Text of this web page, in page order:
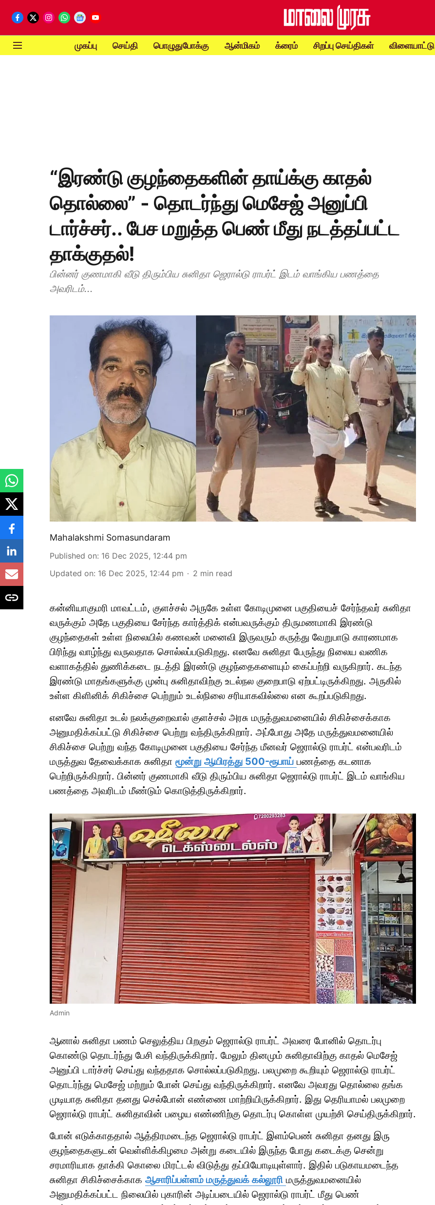
முகப்பு செய்தி பொழுதுபோக்கு ஆன்மிகம் க்ரைம் சிறப்பு செய்திகள் விளையாட்டு
“இரண்டு குழந்தைகளின் தாய்க்கு காதல்
தொல்லை” - தொடர்ந்து மெசேஜ் அனுப்பி
டார்ச்சர்.. பேச மறுத்த பெண் மீது நடத்தப்பட்ட
தாக்குதல்!
பின்னர் குணமாகி வீடு திரும்பிய சுனிதா ஜெரால்டு ராபர்ட் இடம் வாங்கிய பணத்தை
அவரிடம்...
Mahalakshmi Somasundaram
Published on: 16 Dec 2025, 12:44 pm
Updated on: 16 Dec 2025, 12:44 pm 2 min read
கன்னியாகுமரி மாவட்டம், குளச்சல் அருகே உள்ள கோடிமுனை பகுதியைச் சேர்ந்தவர் சுனிதா
வருக்கும் அதே பகுதியை சேர்ந்த கார்த்திக் என்பவருக்கும் திருமணமாகி இரண்டு
குழந்தைகள் உள்ள நிலையில் கணவன் மனைவி இருவரும் கருத்து வேறுபாடு காரணமாக
பிரிந்து வாழ்ந்து வருவதாக சொல்லப்படுகிறது. எனவே சுனிதா பேருந்து நிலைய வணிக
வளாகத்தில் துணிக்கடை நடத்தி இரண்டு குழந்தைகளையும் கைப்பற்றி வருகிறார். கடந்த
இரண்டு மாதங்களுக்கு முன்பு சுனிதாவிற்கு உடல்நல குறைபாடு ஏற்பட்டிருக்கிறது. அருகில்
உள்ள கிளினிக் சிகிச்சை பெற்றும் உடல்நிலை சரியாகவில்லை என கூறப்படுகிறது.
எனவே சுனிதா உடல் நலக்குறைவால் குளச்சல் அரசு மருத்துவமனையில் சிகிச்சைக்காக
அனுமதிக்கப்பட்டு சிகிச்சை பெற்று வந்திருக்கிறார். அப்போது அதே மருத்துவமனையில்
சிகிச்சை பெற்று வந்த கோடிமுனை பகுதியை சேர்ந்த மீனவர் ஜெரால்டு ராபர்ட் என்பவரிடம்
மருத்துவ தேவைக்காக சுனிதா மூன்று ஆயிரத்து 500-ரூபாய் பணத்தை கடனாக
பெற்றிருக்கிறார். பின்னர் குணமாகி வீடு திரும்பிய சுனிதா ஜெரால்டு ராபர்ட் இடம் வாங்கிய
பணத்தை அவரிடம் மீண்டும் கொடுத்திருக்கிறார்.
Admin
ஆனால் சுனிதா பணம் செலுத்திய பிறகும் ஜெரால்டு ராபர்ட் அவரை போனில் தொடர்பு
கொண்டு தொடர்ந்து பேசி வந்திருக்கிறார். மேலும் தினமும் சுனிதாவிற்கு காதல் மெசேஜ்
அனுப்பி டார்ச்சர் செய்து வந்ததாக சொல்லப்படுகிறது. பலமுறை கூறியும் ஜெரால்டு ராபர்ட்
தொடர்ந்து மெசேஜ் மற்றும் போன் செய்து வந்திருக்கிறார். எனவே அவரது தொல்லை தங்க
முடியாத சுனிதா தனது செல்போன் எண்ணை மாற்றியிருக்கிறார். இது தெரியாமல் பலமுறை
ஜெரால்டு ராபர்ட் சுனிதாவின் பழைய எண்ணிற்கு தொடர்பு கொள்ள முயற்சி செய்திருக்கிறார்.
போன் எடுக்காததால் ஆத்திரமடைந்த ஜெரால்டு ராபர்ட் இளம்பெண் சுனிதா தனது இரு
குழந்தைகளுடன் வெள்ளிக்கிழமை அன்று கடையில் இருந்த போது கடைக்கு சென்று
சரமாரியாக தாக்கி கொலை மிரட்டல் விடுத்து தப்பியோடியுள்ளார். இதில் படுகாயமடைந்த
சுனிதா சிகிச்சைக்காக ஆசாரிப்பள்ளம் மருத்துவக் கல்லூரி மருத்துவமனையில்
அனுமதிக்கப்பட்ட நிலையில் புகாரின் அடிப்படையில் ஜெரால்டு ராபர்ட் மீது பெண்